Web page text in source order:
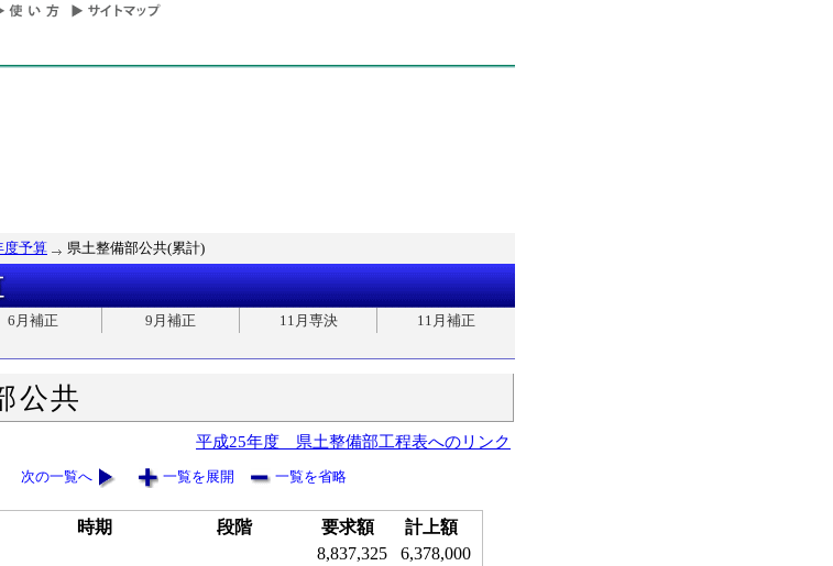
度予算 県土整備部公共(累計)
6月補正 9月補正 11月専決
11月補正
公共
平成25年度 県土整備部工程表へのリンク
次の一覧へ 一覧を展開 一覧を省略
時期 段階 要求額
計上額
8,837,325
6,378,000